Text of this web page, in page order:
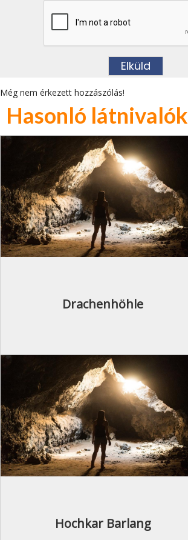
Még nem érkezett hozzászólás!
Hasonló látnivalók
Drachenhöhle
Hochkar Barlang